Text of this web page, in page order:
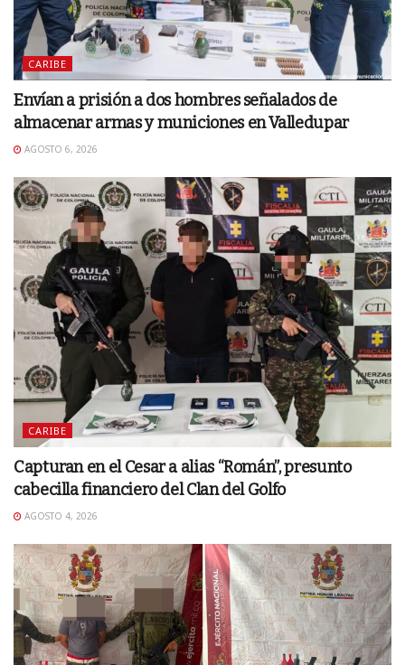
CARIBE
Envían a prisión a dos hombres señalados de
almacenar armas y municiones en Valledupar
AGOSTO 6, 2026
CARIBE
Capturan en el Cesar a alias “Román”, presunto
cabecilla financiero del Clan del Golfo
AGOSTO 4, 2026